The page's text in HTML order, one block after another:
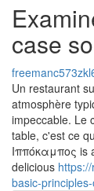
case
Un restaurant
atmosphère
impeccable. Le
table, c'est ce
Ιππόκαμπος is
delicious
basic-